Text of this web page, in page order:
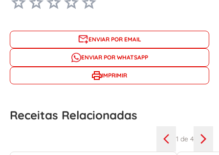
ENVIAR POR EMAIL
ENVIAR POR WHATSAPP
IMPRIMIR
Receitas Relacionadas
1 de 4